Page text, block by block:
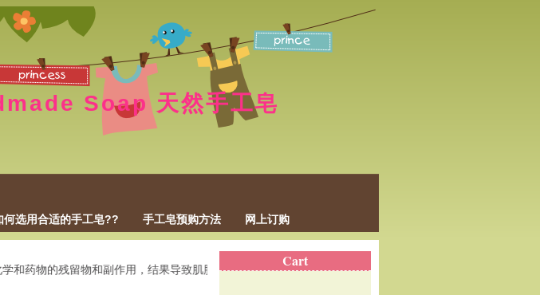
Soap 天然手工皂
何选用合适的手工皂?? 手工皂预购方法 网上订购
的残留物和副作用，结果导致肌肤的免疫力降低，毛孔阻塞、令肌肤失去了本身应有的自我修护作用。。。
Cart